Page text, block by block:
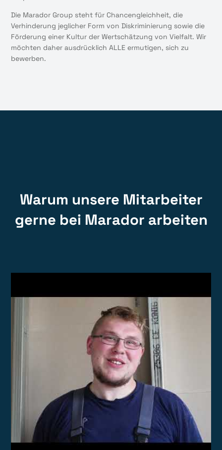
Die Marador Group steht für Chancengleichheit, die
Verhinderung jeglicher Form von Diskriminierung sowie die
Förderung einer Kultur der Wertschätzung von Vielfalt. Wir
möchten daher ausdrücklich ALLE ermutigen, sich zu
bewerben.
Warum unsere Mitarbeiter
gerne bei Marador arbeiten